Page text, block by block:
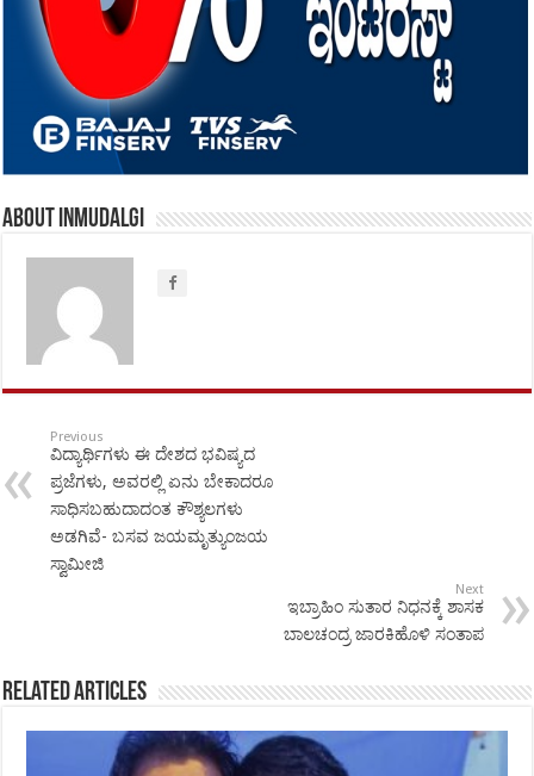
About inmudalgi
Previous
ವಿದ್ಯಾರ್ಥಿಗಳು ಈ ದೇಶದ ಭವಿಷ್ಯದ
ಪ್ರಜೆಗಳು, ಅವರಲ್ಲಿ ಏನು ಬೇಕಾದರೂ
ಸಾಧಿಸಬಹುದಾದಂತ ಕೌಶ್ಯಲಗಳು
ಅಡಗಿವೆ- ಬಸವ ಜಯಮೃತ್ಯುಂಜಯ
ಸ್ವಾಮೀಜಿ
Next
ಇಬ್ರಾಹಿಂ ಸುತಾರ ನಿಧನಕ್ಕೆ ಶಾಸಕ
ಬಾಲಚಂದ್ರ ಜಾರಕಿಹೊಳಿ ಸಂತಾಪ
Related Articles